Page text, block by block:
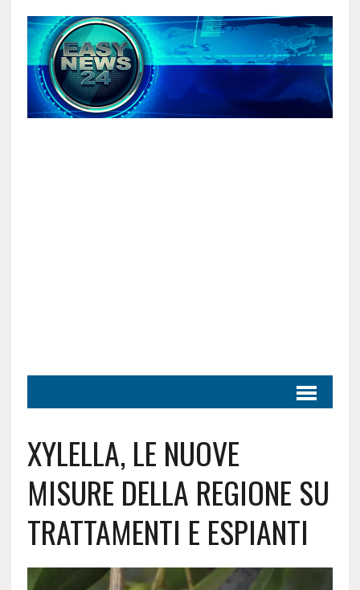
XYLELLA, LE NUOVE
MISURE DELLA REGIONE SU
TRATTAMENTI E ESPIANTI